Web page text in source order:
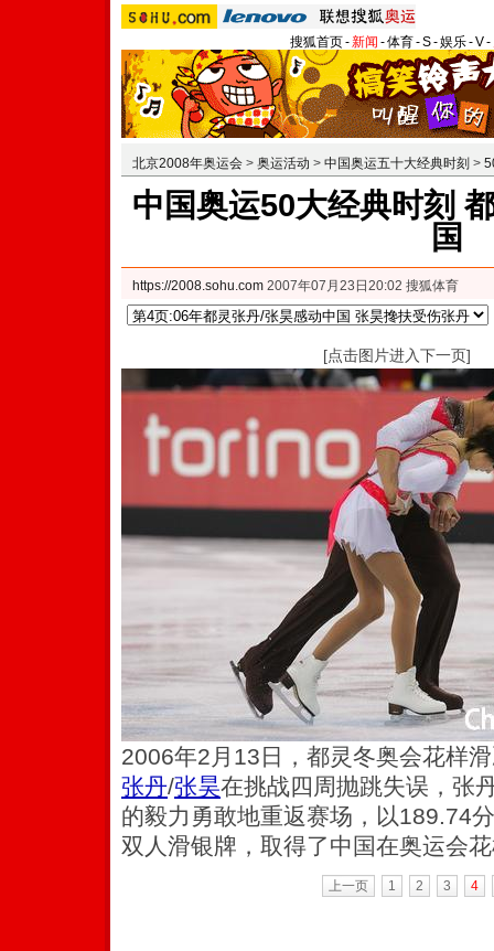
搜狐首页-新闻 -体育-S-娱乐-V-
北京2008年奥运会 > 奥运活动 > 中国奥运五十大经典时刻 >
中国奥运50大经典时刻
国
https://2008.sohu.com 2007年07月23日20:02 搜狐体育
[点击图片进入下一页]
2006年2月13日，都灵冬奥会花样
张丹/张昊在挑战四周抛跳失误，张
的毅力勇敢地重返赛场，以189.74
双人滑银牌，取得了中国在奥运会
上一页 1 2 3 4